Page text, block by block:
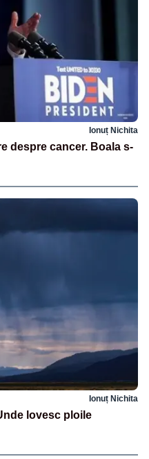
Ionuț Nichita
despre cancer. Boala s-
Ionuț Nichita
lovesc ploile